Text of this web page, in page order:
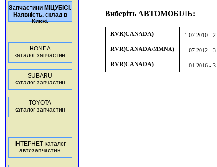
Запчастини МІЦУБІСІ.
Наявність, склад в
Києві.
HONDA
каталог запчастин
SUBARU
каталог запчастин
TOYOTA
каталог запчастин
ІНТЕРНЕТ-каталог
автозапчастин
Виберіть АВТОМОБІЛЬ:
RVR(CANADA)
1.07.2010 -
RVR(CANADA/MMNA)
1.07.2012 -
RVR(CANADA)
1.01.2016 -